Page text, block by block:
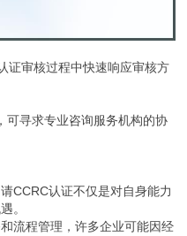
证审核过程中快速响应审核方
可寻求专业咨询服务机构的协
CCRC认证不仅是对自身能力
。
流程管理，许多企业可能因经